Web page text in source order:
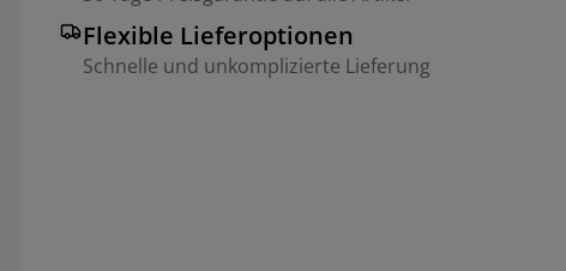
Flexible Lieferoptionen
Schnelle und unkomplizierte Lieferung